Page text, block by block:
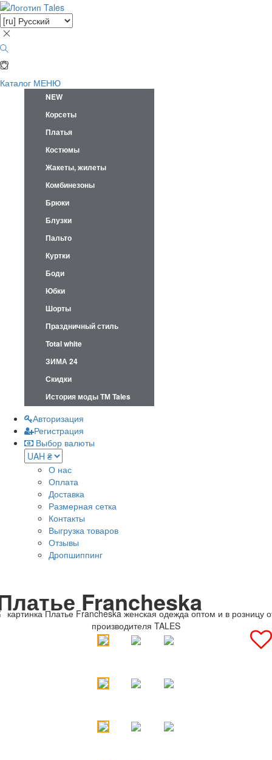
Каталог МЕНЮ
NEW
Корсеты
Платья
Костюмы
Жакеты, жилеты
Комбинезоны
Брюки
Блузки
Пальто
Куртки
Боди
Юбки
Шорты
Праздничный стиль
Total white
ЗИМА 24
Скидки
История моды ТМ Tales
Авторизация
Регистрация
Выбор валюты
О нас
Оплата
Доставка
Размерная сетка
Контакты
Выгрузка товаров
Отзывы
Дропшиппинг
Francheska